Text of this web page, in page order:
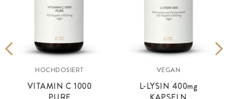
HOCHDOSIERT
VITAMIN C 1000
VEGAN
L-LYSIN 400mg